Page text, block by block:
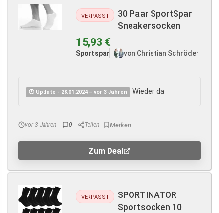
VERPASST
30 Paar SportSpar
Sneakersocken
15,93 €
Sportspar von Christian Schröder
🕐 Update - 28.01.2024 – vor 3 Jahren Wieder da
vor 3 Jahren 0 Teilen
Zum Deal
VERPASST
SPORTINATOR
Sportsocken 10